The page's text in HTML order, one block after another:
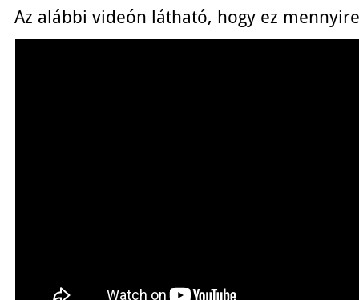
Az alábbi videón látható, hogy ez